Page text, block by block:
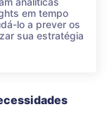
em tempo
lo a prever os
sua estratégia